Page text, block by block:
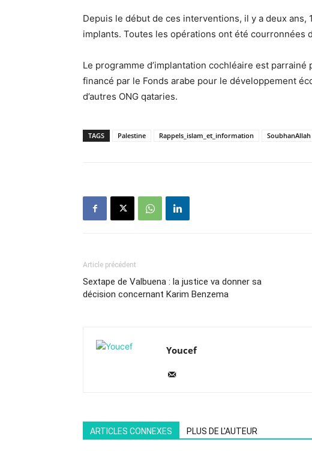
Depuis le début de ces interventions, il y a deux
implants. Toutes les opérations ont été courronnées
Le programme d’implantation cochléaire est
financé par le Fonds arabe pour le développement
d’autres ONG qataries.
TAGS Palestine Rappels_islam_et_information SoubhanAllah
Article précédent
Sextape de Valbuena : la justice va donner sa
décision concernant Karim Benzema
Youcef
ARTICLES CONNEXES PLUS DE L'AUTEUR